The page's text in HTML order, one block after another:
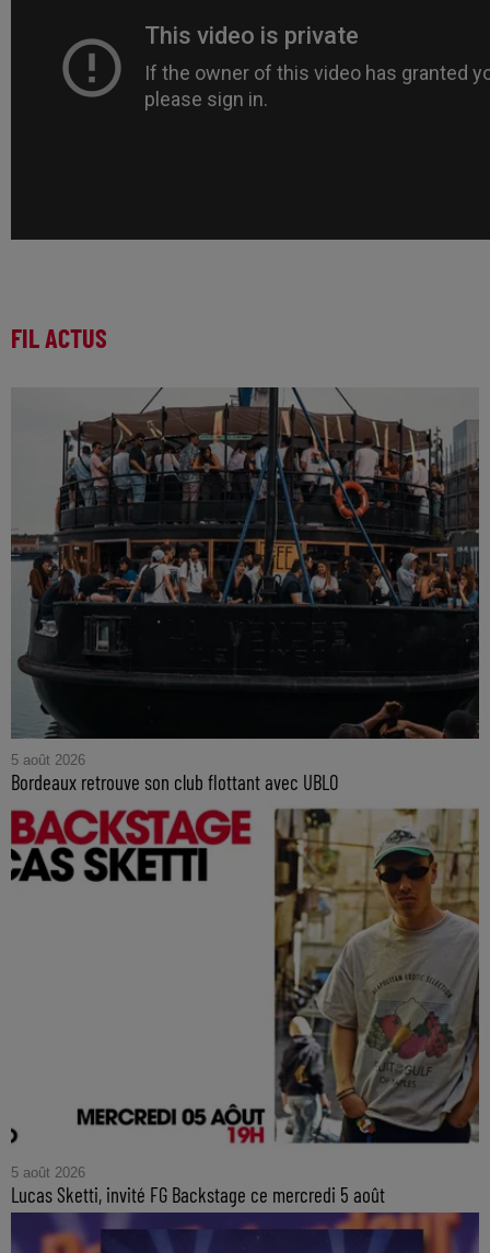
FIL ACTUS
5 août 2026
Bordeaux retrouve son club flottant avec UBLO
5 août 2026
Lucas Sketti, invité FG Backstage ce mercredi 5 août